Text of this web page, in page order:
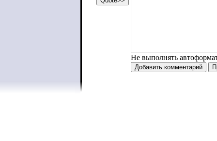
Не выполнять